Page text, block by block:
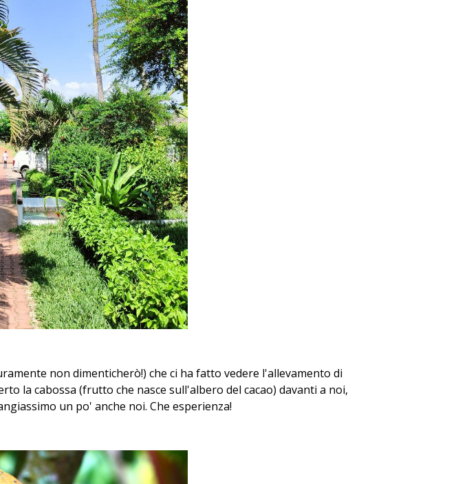
non dimenticherò!) che ci ha fatto vedere l'allevamento di
la cabossa (frutto che nasce sull'albero del cacao) davanti a noi,
un po' anche noi. Che esperienza!